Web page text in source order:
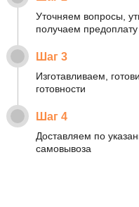
Уточняем вопросы,
получаем предоплату
Шаг 3
Изготавливаем,
готовности
Шаг 4
Доставляем по
самовывоза